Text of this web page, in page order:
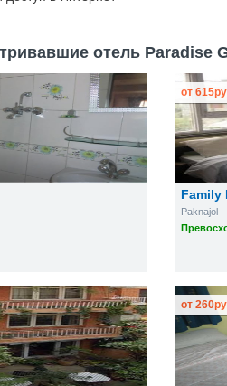
отель Paradise
Family
Paknajol
от 615
от 260